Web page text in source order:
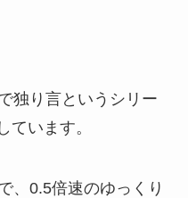
独り言というシリー
ています。
、0.5倍速のゆっくり